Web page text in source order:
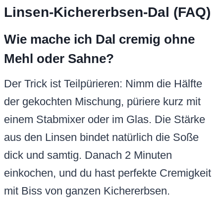
Linsen-Kichererbsen-Dal (FAQ)
Wie mache ich Dal cremig ohne
Mehl oder Sahne?
Der Trick ist Teilpürieren: Nimm die Hälfte
der gekochten Mischung, püriere kurz mit
einem Stabmixer oder im Glas. Die Stärke
aus den Linsen bindet natürlich die Soße
dick und samtig. Danach 2 Minuten
einkochen, und du hast perfekte Cremigkeit
mit Biss von ganzen Kichererbsen.